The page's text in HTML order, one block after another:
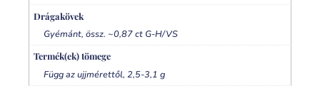
Drágakövek
Gyémánt, össz. ~0,87 ct G-H/VS
Termék(ek) tömege
Függ az ujjmérettől, 2,5-3,1 g